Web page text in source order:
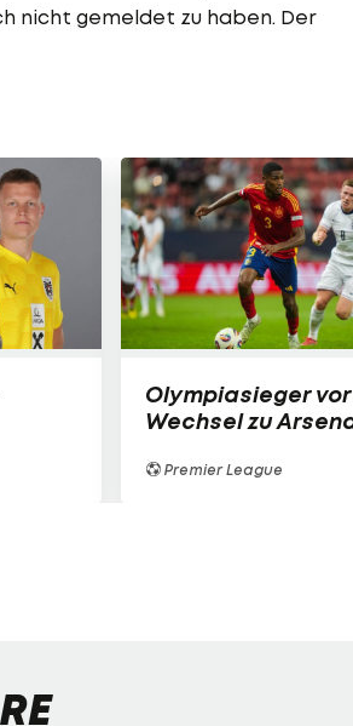
nicht gemeldet zu haben. Der
Olympiasieger vor
Wechsel zu
Premier League